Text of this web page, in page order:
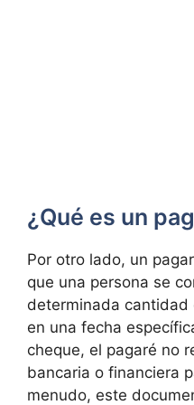
¿Qué es un
Por otro lado, un
que una persona se
determinada cantidad
en una fecha
cheque, el pagaré no
bancaria o financiera
menudo, este